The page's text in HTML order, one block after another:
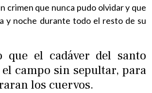
crimen que nunca pudo olvidar y que
y noche durante todo el resto de su
que el cadáver del santo
campo sin sepultar, para
los cuervos.